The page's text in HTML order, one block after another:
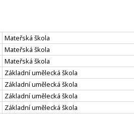
Mateřská škola
Mateřská škola
Mateřská škola
Základní umělecká škola
Základní umělecká škola
Základní umělecká škola
Základní umělecká škola